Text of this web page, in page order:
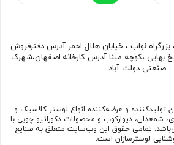
آدرس دفتر همکاران: تهران ، بزرگراه نواب ، خیابان هلال احمر آدرس دفترفروش
اینترنتی:اصفهان،خیابان شیخ بهایی ،کوچه مینا آدرس کارخانه:اصفهان،شهرک
صنعتی دولت آباد
تولیدکننده و عرضه‌کننده انواع لوستر کلاسیک و
شمعدان، دیوارکوب و محصولات دکوراتیو چوبی با
متنوع می‌باشد. تمامی حقوق این وب‌سایت متعلق به صنایع
لوسترسازان است.